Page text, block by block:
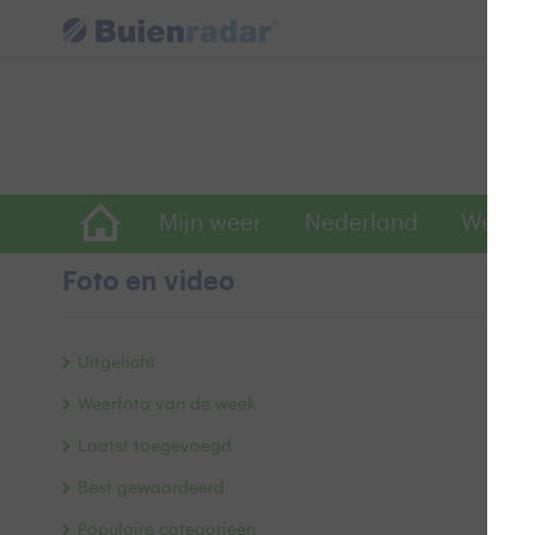
Mijn weer Nederland
Foto en video
Uitgelicht
Weerfoto van de week
Laatst toegevoegd
Best gewaardeerd
Populaire categorieën